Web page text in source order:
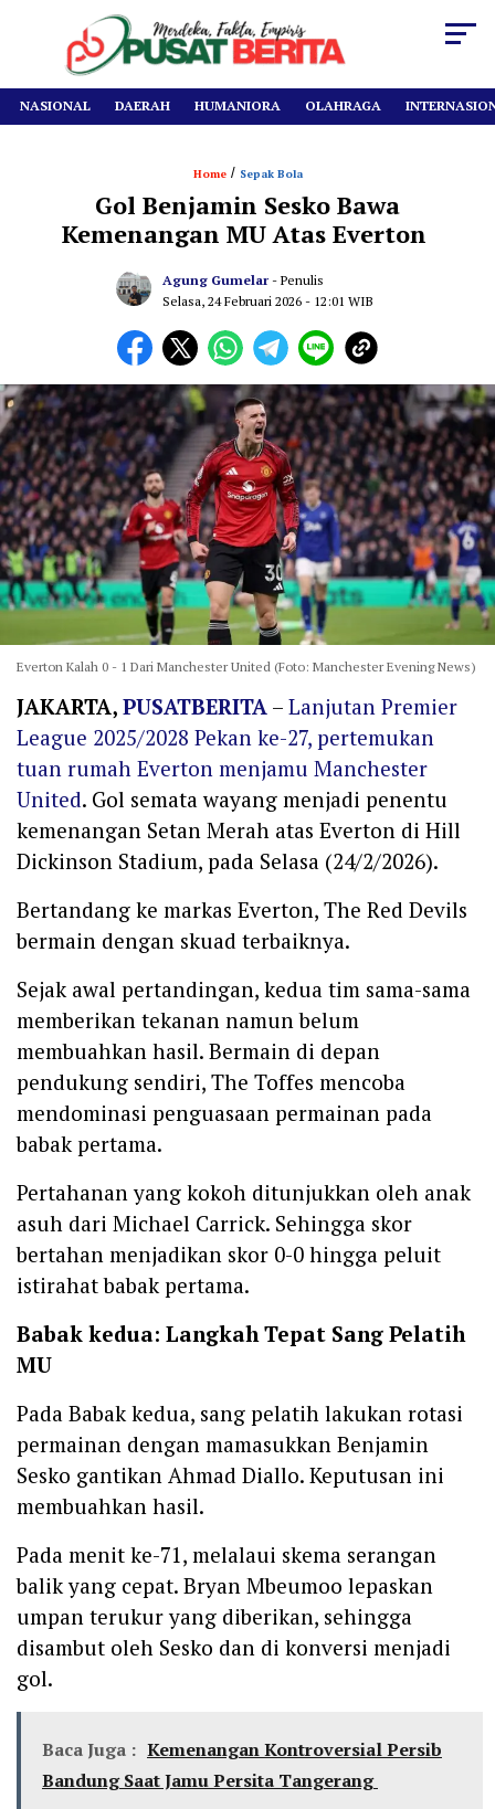
NASIONAL DAERAH HUMANIORA OLAHRAGA
Home/ Sepak Bola
Gol Benjamin Sesko Bawa
Kemenangan MU Atas Everton
Agung Gumelar - Penulis
Selasa, 24 Februari 2026 - 12:01 WIB
Everton Kalah 0 - 1 Dari Manchester United (Foto: Manchester Evening News)
JAKARTA, PUSATBERITA – Lanjutan Premier
League 2025/2028 Pekan ke-27, pertemukan
tuan rumah Everton menjamu Manchester
United. Gol semata wayang menjadi penentu
kemenangan Setan Merah atas Everton di Hill
Dickinson Stadium, pada Selasa (24/2/2026).
Bertandang ke markas Everton, The Red Devils
bermain dengan skuad terbaiknya.
Sejak awal pertandingan, kedua tim sama-sama
memberikan tekanan namun belum
membuahkan hasil. Bermain di depan
pendukung sendiri, The Toffes mencoba
mendominasi penguasaan permainan pada
babak pertama.
Pertahanan yang kokoh ditunjukkan oleh anak
asuh dari Michael Carrick. Sehingga skor
bertahan menjadikan skor 0-0 hingga peluit
istirahat babak pertama.
Babak kedua: Langkah Tepat Sang Pelatih
MU
Pada Babak kedua, sang pelatih lakukan rotasi
permainan dengan mamasukkan Benjamin
Sesko gantikan Ahmad Diallo. Keputusan ini
membuahkan hasil.
Pada menit ke-71, melalaui skema serangan
balik yang cepat. Bryan Mbeumoo lepaskan
umpan terukur yang diberikan, sehingga
disambut oleh Sesko dan di konversi menjadi
gol.
Baca Juga : Kemenangan Kontroversial Persib
Bandung Saat Jamu Persita Tangerang